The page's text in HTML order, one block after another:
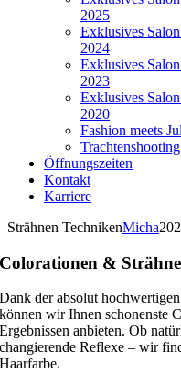
2025
Exklusives
2024
Exklusives
2023
Exklusives
2020
Fashion meets
Öffnungszeiten
Kontakt
Karriere
Strähnen TechnikenMicha
Colorationen &
Dank der absolut
können wir Ihnen schonenste
Ergebnissen anbieten. Ob
changierende Reflexe – wir
Haarfarbe.